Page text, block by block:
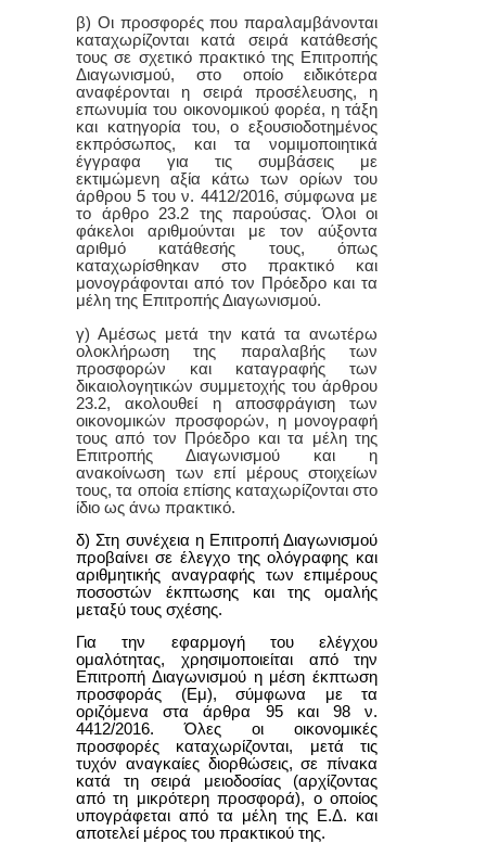
β) Οι προσφορές που παραλαμβάνονται
καταχωρίζονται κατά σειρά κατάθεσής
τους σε σχετικό πρακτικό της Επιτροπής
Διαγωνισμού, στο οποίο ειδικότερα
αναφέρονται η σειρά προσέλευσης, η
επωνυμία του οικονομικού φορέα, η τάξη
και κατηγορία του, ο εξουσιοδοτημένος
εκπρόσωπος, και τα νομιμοποιητικά
έγγραφα για τις συμβάσεις με
εκτιμώμενη αξία κάτω των ορίων του
άρθρου 5 του ν. 4412/2016, σύμφωνα με
το άρθρο 23.2 της παρούσας. Όλοι οι
φάκελοι αριθμούνται με τον αύξοντα
αριθμό κατάθεσής τους, όπως
καταχωρίσθηκαν στο πρακτικό και
μονογράφονται από τον Πρόεδρο και τα
μέλη της Επιτροπής Διαγωνισμού.
γ) Αμέσως μετά την κατά τα ανωτέρω
ολοκλήρωση της παραλαβής των
προσφορών και καταγραφής των
δικαιολογητικών συμμετοχής του άρθρου
23.2, ακολουθεί η αποσφράγιση των
οικονομικών προσφορών, η μονογραφή
τους από τον Πρόεδρο και τα μέλη της
Επιτροπής Διαγωνισμού και η
ανακοίνωση των επί μέρους στοιχείων
τους, τα οποία επίσης καταχωρίζονται στο
ίδιο ως άνω πρακτικό.
δ) Στη συνέχεια η Επιτροπή Διαγωνισμού
προβαίνει σε έλεγχο της ολόγραφης και
αριθμητικής αναγραφής των επιμέρους
ποσοστών έκπτωσης και της ομαλής
μεταξύ τους σχέσης.
Για την εφαρμογή του ελέγχου
ομαλότητας, χρησιμοποιείται από την
Επιτροπή Διαγωνισμού η μέση έκπτωση
προσφοράς (Εμ), σύμφωνα με τα
οριζόμενα στα άρθρα 95 και 98 ν.
4412/2016. Όλες οι οικονομικές
προσφορές καταχωρίζονται, μετά τις
τυχόν αναγκαίες διορθώσεις, σε πίνακα
κατά τη σειρά μειοδοσίας (αρχίζοντας
από τη μικρότερη προσφορά), ο οποίος
υπογράφεται από τα μέλη της Ε.Δ. και
αποτελεί μέρος του πρακτικού της.